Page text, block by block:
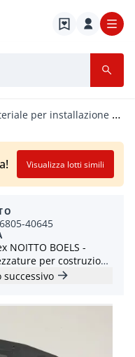
per installazione elettrica
Visualizza lotti simili
40645
NOITTO BOELS -
per costruzioni,
utensili elettrici
successivo